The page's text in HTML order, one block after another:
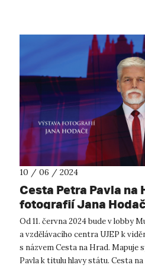
10 / 06 / 2024
Cesta Petra Pavla na
fotografií Jana
na UJEP
Od 11. června 2024 bude v lobby
a vzdělávacího centra UJEP k
s názvem Cesta na Hrad. Mapuje
Pavla k titulu hlavy státu. Cesta